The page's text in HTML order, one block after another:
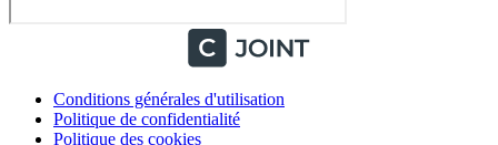
Conditions générales d'utilisation
Politique de confidentialité
Politique des cookies